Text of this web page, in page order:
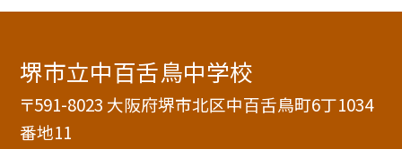
堺市立中百舌鳥中学校
〒591-8023 大阪府堺市北区中百舌鳥町6丁1034
番地11